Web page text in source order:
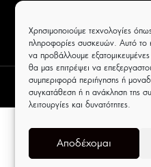
Χρησιμοποιούμε τεχνολογίες
πληροφορίες συσκευών. Αυτό το
να προβάλλουμε
θα μας επιτρέψει να
συμπεριφορά περιήγησης ή
συγκατάθεση ή η ανάκληση της
λειτουργίες και δυνατότητες.
Αποδέχομαι